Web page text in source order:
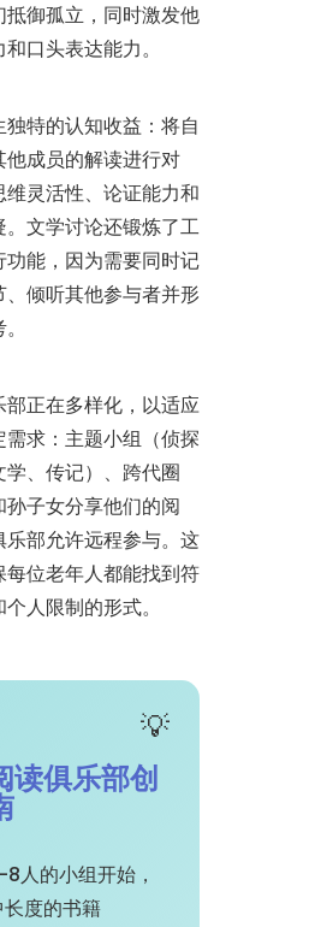
御孤立，同时激发他
口头表达能力。
特的认知收益：将自
他成员的解读进行对
维灵活性、论证能力和
文学讨论还锻炼了工
能，因为需要同时记
倾听其他参与者并形
正在多样化，以适应
求：主题小组（侦探
、传记）、跨代圈
子女分享他们的阅
部允许远程参与。这
位老年人都能找到符
人限制的形式。
读俱乐部创
人的小组开始，
度的书籍